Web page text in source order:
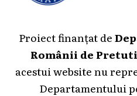
Proiect finanțat de
Românii de
acestui website nu
Departamentului